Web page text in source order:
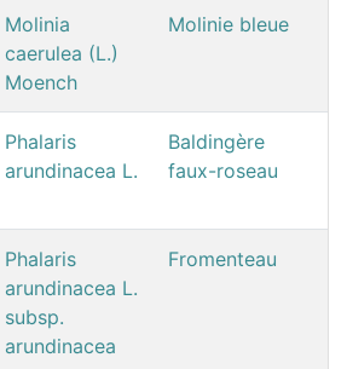
Molinia
caerulea (L.)
Moench
Molinie bleue
Phalaris
arundinacea L.
Baldingère
faux-roseau
Phalaris
arundinacea L.
subsp.
arundinacea
Fromenteau